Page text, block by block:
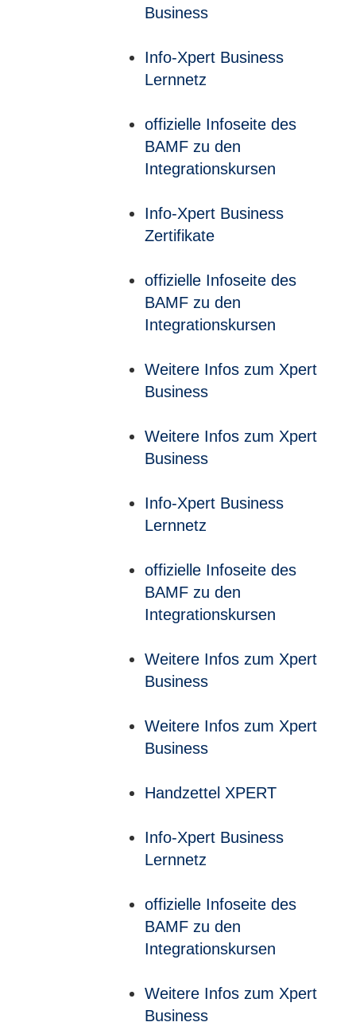
Business
Info-Xpert Business
Lernnetz
offizielle Infoseite des
BAMF zu den
Integrationskursen
Info-Xpert Business
Zertifikate
offizielle Infoseite des
BAMF zu den
Integrationskursen
Weitere Infos zum Xpert
Business
Weitere Infos zum Xpert
Business
Info-Xpert Business
Lernnetz
offizielle Infoseite des
BAMF zu den
Integrationskursen
Weitere Infos zum Xpert
Business
Weitere Infos zum Xpert
Business
Handzettel XPERT
Info-Xpert Business
Lernnetz
offizielle Infoseite des
BAMF zu den
Integrationskursen
Weitere Infos zum Xpert
Business